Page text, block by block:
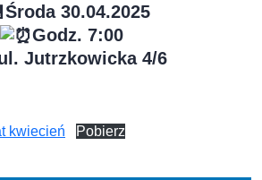
Środa 30.04.2025
Godz. 7:00
Jutrzkowicka 4/6
kwiecień Pobierz